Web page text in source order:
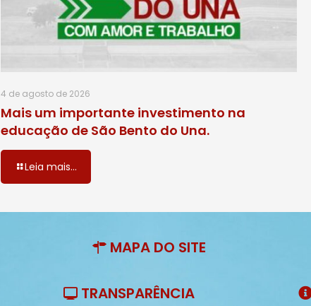
4 de agosto de 2026
Mais um importante investimento na
educação de São Bento do Una.
Leia mais...
MAPA DO SITE
TRANSPARÊNCIA